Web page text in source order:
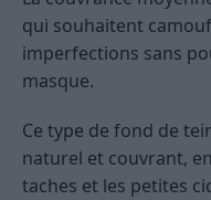
qui souhaitent
imperfections sans
masque.
Ce type de fond de
naturel et couvrant,
taches et les petites